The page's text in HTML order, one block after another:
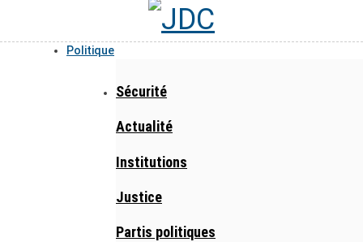
Politique
Sécurité
Actualité
Institutions
Justice
Partis politiques